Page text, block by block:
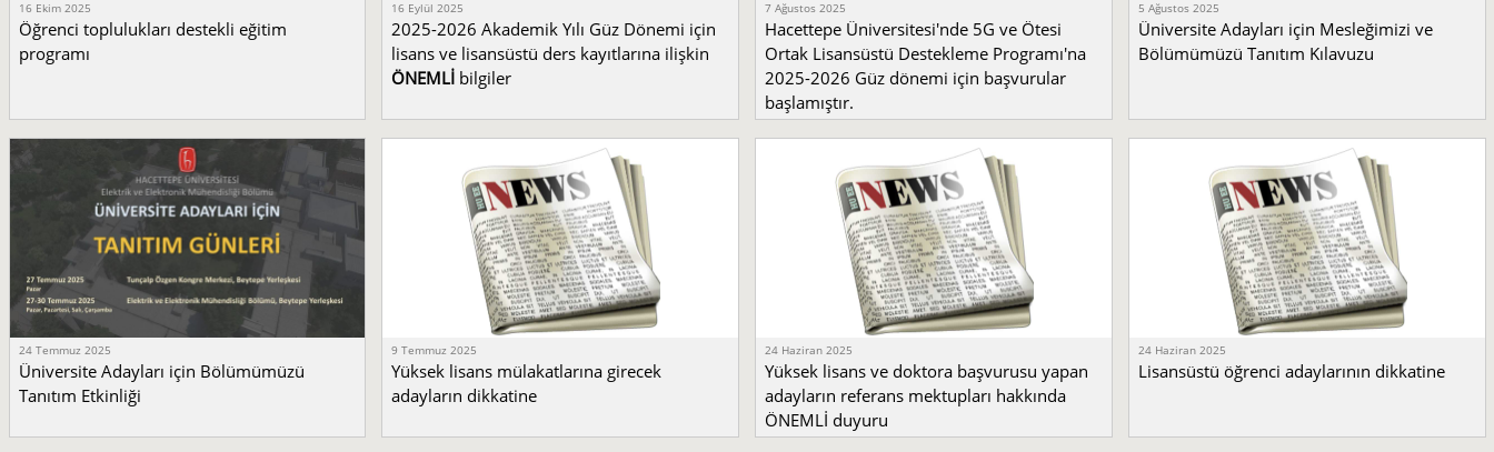
16 Ekim 2025
Öğrenci toplulukları destekli eğitim
programı
16 Eylül 2025
2025-2026 Akademik Yılı Güz Dönemi için
lisans ve lisansüstü ders kayıtlarına ilişkin
ÖNEMLİ bilgiler
7 Ağustos 2025
Hacettepe Üniversitesi'nde 5G ve Ötesi
Ortak Lisansüstü Destekleme Programı'na
2025-2026 Güz dönemi için başvurular
başlamıştır.
5 Ağustos 2025
Üniversite Adayları için Mesleğimizi ve
Bölümümüzü Tanıtım Kılavuzu
24 Temmuz 2025
Üniversite Adayları için Bölümümüzü
Tanıtım Etkinliği
9 Temmuz 2025
Yüksek lisans mülakatlarına girecek
adayların dikkatine
24 Haziran 2025
Yüksek lisans ve doktora başvurusu yapan
adayların referans mektupları hakkında
ÖNEMLİ duyuru
24 Haziran 2025
Lisansüstü öğrenci adaylarının dikkatine